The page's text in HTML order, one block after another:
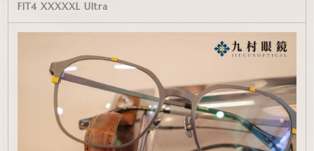
FIT4 XXXXXL Ultra